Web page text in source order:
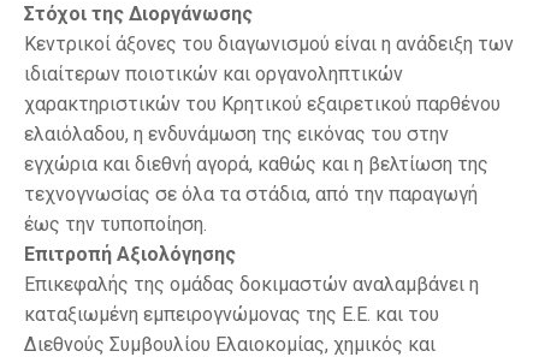
Στόχοι της Διοργάνωσης
Κεντρικοί άξονες του διαγωνισμού είναι η ανάδειξη των
ιδιαίτερων ποιοτικών και οργανοληπτικών
χαρακτηριστικών του Κρητικού εξαιρετικού παρθένου
ελαιόλαδου, η ενδυνάμωση της εικόνας του στην
εγχώρια και διεθνή αγορά, καθώς και η βελτίωση της
τεχνογνωσίας σε όλα τα στάδια, από την παραγωγή
έως την τυποποίηση.
Επιτροπή Αξιολόγησης
Επικεφαλής της ομάδας δοκιμαστών αναλαμβάνει η
καταξιωμένη εμπειρογνώμονας της Ε.Ε. και του
Διεθνούς Συμβουλίου Ελαιοκομίας, χημικός και